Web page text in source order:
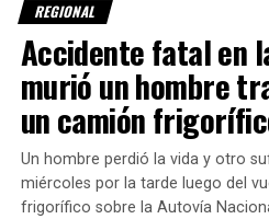
que provocó el
El rodado involucrado es un
color blanco, que transportaba
REGIONAL
Accidente fatal en
murió un hombre
un camión
Un hombre perdió la vida y otro
miércoles por la tarde luego del
frigorífico sobre la Autovía